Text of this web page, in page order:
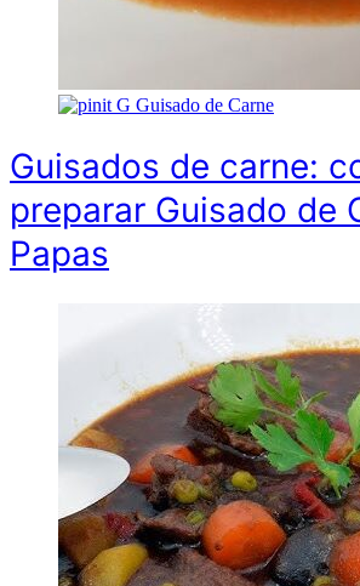
G Guisado de Carne
Guisados de carne:
preparar Guisado de
Papas